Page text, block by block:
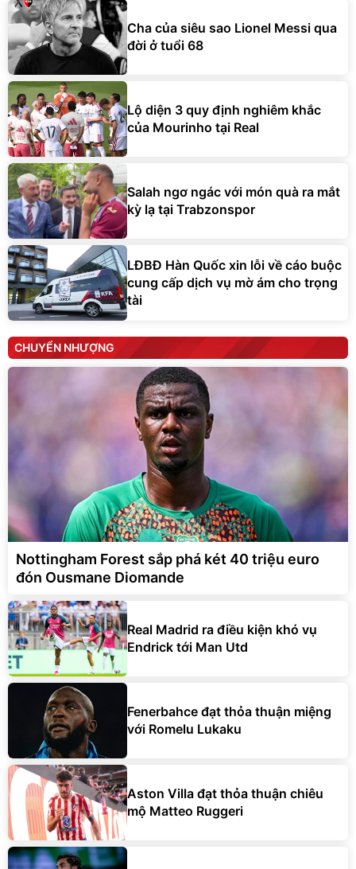
Cha của siêu sao Lionel Messi qua
đời ở tuổi 68
Lộ diện 3 quy định nghiêm khắc
của Mourinho tại Real
Salah ngơ ngác với món quà ra mắt
kỳ lạ tại Trabzonspor
LĐBĐ Hàn Quốc xin lỗi về cáo buộc
cung cấp dịch vụ mờ ám cho trọng
tài
CHUYỂN NHƯỢNG
Nottingham Forest sắp phá két 40 triệu euro
đón Ousmane Diomande
Real Madrid ra điều kiện khó vụ
Endrick tới Man Utd
Fenerbahce đạt thỏa thuận miệng
với Romelu Lukaku
Aston Villa đạt thỏa thuận chiêu
mộ Matteo Ruggeri